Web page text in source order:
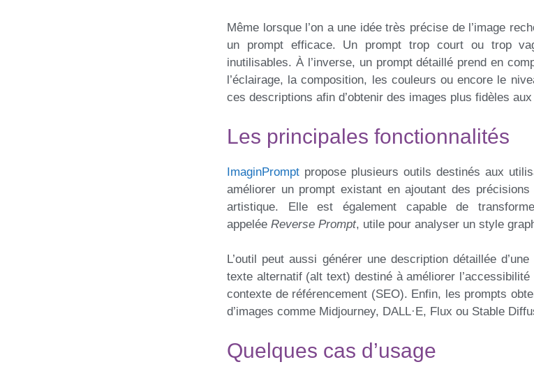
Même lorsque l’on a une idée très précise de l’image
un prompt efficace. Un prompt trop court ou trop
inutilisables. À l’inverse, un prompt détaillé prend en
l’éclairage, la composition, les couleurs ou encore le
ces descriptions afin d’obtenir des images plus fidèles
Les principales fonctionnalités
ImaginPrompt propose plusieurs outils destinés aux
améliorer un prompt existant en ajoutant des
artistique. Elle est également capable de
appelée Reverse Prompt, utile pour analyser un style
L’outil peut aussi générer une description détaillée
texte alternatif (alt text) destiné à améliorer
contexte de référencement (SEO). Enfin, les prompts
d’images comme Midjourney, DALL·E, Flux ou Stable
Quelques cas d’usage